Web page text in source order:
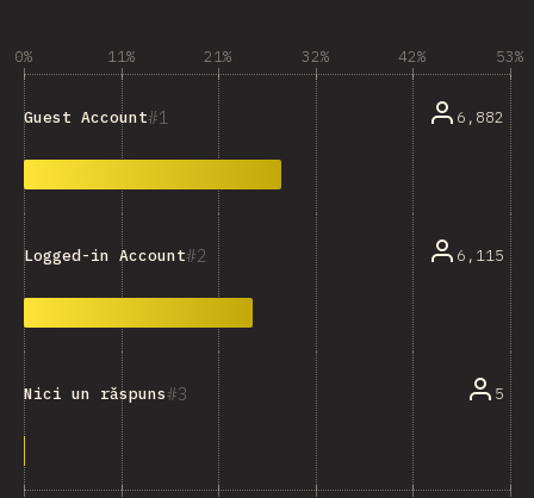
0% 11% 21% 32% 42% 53%
1
Guest Account 6,882
2
Logged-in Account 6,115
3
Nici un răspuns 5